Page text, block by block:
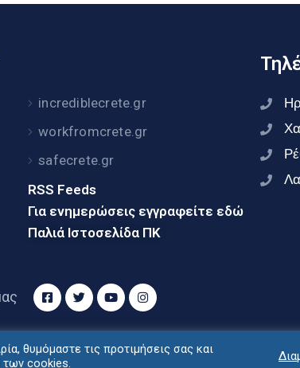
incrediblecrete.gr
workfromcrete.gr
safecrete.gr
RSS Feeds
Για ενημερώσεις εγγραφείτε εδώ
Παλιά Ιστοσελίδα ΠΚ
Διακυβέρνησης Περιφέρειας Κρήτης ©
θυμόμαστε τις προτιμήσεις σας και
των cookies.